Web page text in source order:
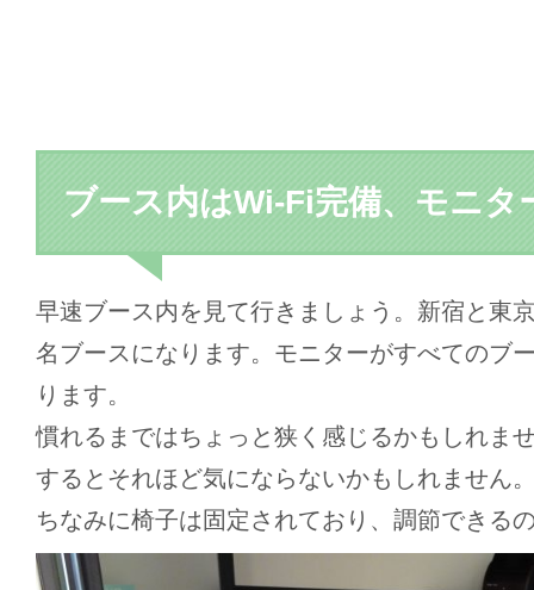
ブース内はWi-Fi完備、モニタ
早速ブース内を見て行きましょう。新宿と東
名ブースになります。モニターがすべてのブ
ります。
慣れるまではちょっと狭く感じるかもしれま
するとそれほど気にならないかもしれません
ちなみに椅子は固定されており、調節できる